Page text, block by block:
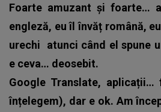
Foarte amuzant și foarte…
engleză, eu îl învăț română,
urechi atunci când el spune
e ceva… deosebit.
Google Translate, aplicații…
înțelegem), dar e ok. Am